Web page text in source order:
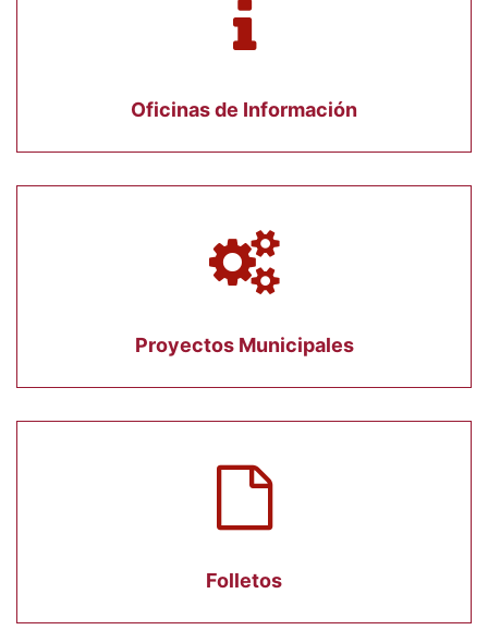
Oficinas de Información
Proyectos Municipales
Folletos